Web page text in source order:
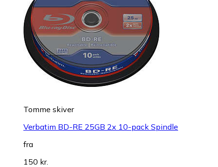
Tomme skiver
Verbatim BD-RE 25GB 2x 10-pack Spindle
fra
150 kr.